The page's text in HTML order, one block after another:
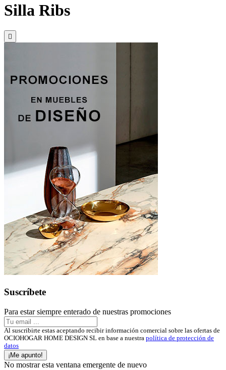
Silla Ribs

Suscríbete
Para estar siempre enterado de nuestras promociones
Al suscribirte estas aceptando recibir información comercial sobre las ofertas de
OCIOHOGAR HOME DESIGN SL en base a nuestra política de protección de
datos
¡Me apunto!
No mostrar esta ventana emergente de nuevo